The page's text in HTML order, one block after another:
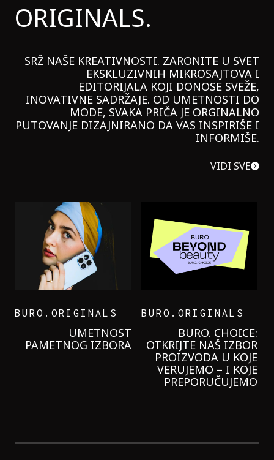
ORIGINALS.
SRŽ NAŠE KREATIVNOSTI. ZARONITE U SVET
EKSKLUZIVNIH MIKROSAJTOVA I
EDITORIJALA KOJI DONOSE SVEŽE,
INOVATIVNE SADRŽAJE. OD UMETNOSTI DO
MODE, SVAKA PRIČA JE ORGINALNO
PUTOVANJE DIZAJNIRANO DA VAS INSPIRIŠE I
INFORMIŠE.
VIDI SVE
GARNIER KREMU I
NIKADA NIŠTA
LAGANIJE NISAM
KORISTILA